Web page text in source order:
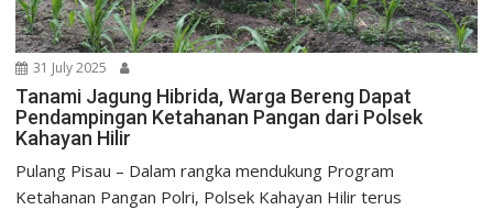
31 July 2025
Tanami Jagung Hibrida, Warga Bereng Dapat
Pendampingan Ketahanan Pangan dari Polsek
Kahayan Hilir
Pulang Pisau – Dalam rangka mendukung Program
Ketahanan Pangan Polri, Polsek Kahayan Hilir terus